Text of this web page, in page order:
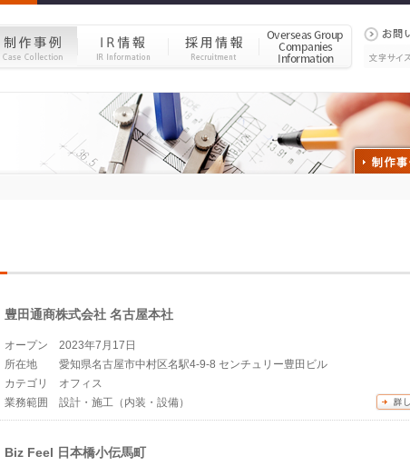
豊田通商株式会社 名古屋本社
オープン
2023年7月17日
所在地
愛知県名古屋市中村区名駅4-9-8 センチュリー豊田ビル
カテゴリ
オフィス
業務範囲
設計・施工（内装・設備）
Biz Feel 日本橋小伝馬町